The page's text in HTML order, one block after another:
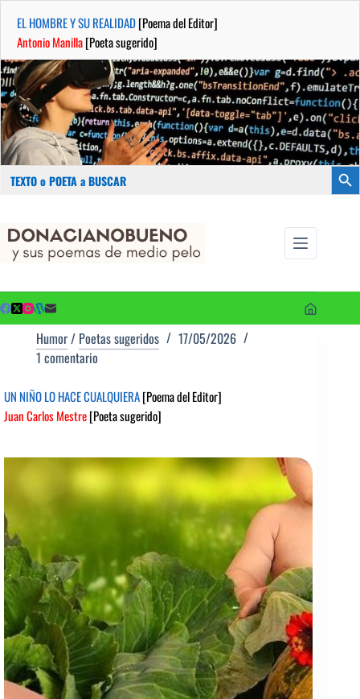
EL HOMBRE Y SU REALIDAD[Poema del Editor]
Antonio Manilla[Poeta sugerido]
Buscar:
contenido
Humor/ Poetas sugeridos
17/05/2026
1 comentario
UN NIÑO LO HACE CUALQUIERA[Poema del Editor]
Juan Carlos Mestre[Poeta sugerido]